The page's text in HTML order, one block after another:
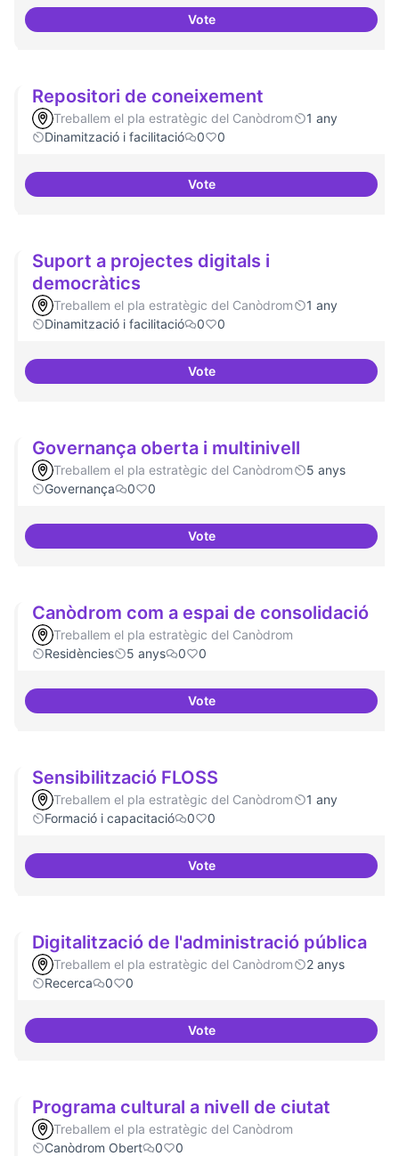
VoteFestival feminisme digital
Repositori de coneixement
Treballem el pla estratègic del Canòdrom
1 any
Dinamització i facilitació
0 0
VoteRepositori de coneixement
Suport a projectes digitals i
democràtics
Treballem el pla estratègic del Canòdrom
1 any
Dinamització i facilitació
0 0
VoteSuport a projectes digitals i
Governança oberta i multinivell
Treballem el pla estratègic del Canòdrom
5 anys
Governança
0 0
VoteGovernança oberta i multinivell
Canòdrom com a espai de consolidació
Treballem el pla estratègic del Canòdrom
Residències
5 anys 0 0
VoteCanòdrom com a espai de
Sensibilització FLOSS
Treballem el pla estratègic del Canòdrom
1 any
Formació i capacitació
0 0
VoteSensibilització FLOSS
Digitalització de l'administració pública
Treballem el pla estratègic del Canòdrom
2 anys
Recerca
0 0
VoteDigitalització de l'administració
Programa cultural a nivell de ciutat
Treballem el pla estratègic del Canòdrom
Canòdrom Obert
0 0